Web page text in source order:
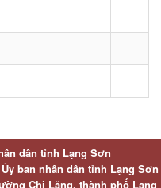
dân tỉnh Lạng Sơn
ban nhân dân tỉnh Lạng Sơn
Chi Lăng, thành phố Lạng